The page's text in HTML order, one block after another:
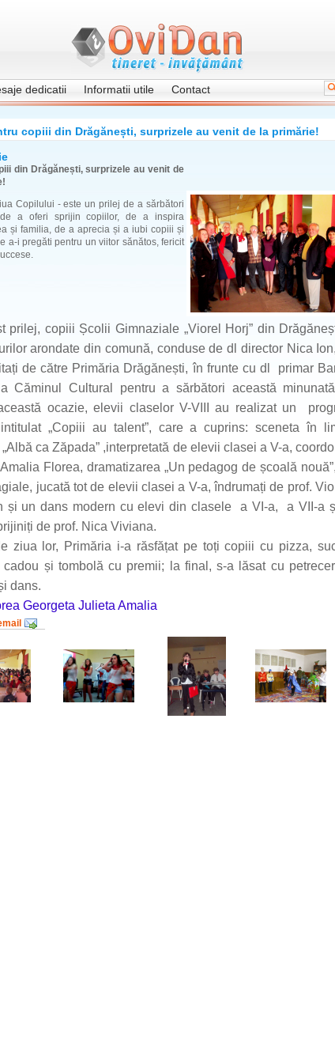
dedicatii Informatii utile Contact
copiii din Drăgănești, surprizele au venit de la primărie!
din Drăgănești, surprizele au venit de
Copilului - este un prilej de a sărbători
a oferi sprijin copiilor, de a inspira
și familia, de a aprecia și a iubi copiii și
a-i pregăti pentru un viitor sănătos, fericit
prilej, copiii Școlii Gimnaziale „Viorel Horj” din
arondate din comună, conduse de dl director Nica
de către Primăria Drăgănești, în frunte cu dl primar
Căminul Cultural pentru a sărbători această
ocazie, elevii claselor V-VIII au realizat un
„Copiii au talent”, care a cuprins: sceneta în
ca Zăpada” ,interpretată de elevii clasei a V-a,
Florea, dramatizarea „Un pedagog de școală
jucată tot de elevii clasei a V-a, îndrumați de prof.
și un dans modern cu elevi din clasele a VI-a, a VII-a
de prof. Nica Viviana.
ziua lor, Primăria i-a răsfățat pe toți copiii cu pizza,
cadou și tombolă cu premii; la final, s-a lăsat cu
dans.
Georgeta Julieta Amalia